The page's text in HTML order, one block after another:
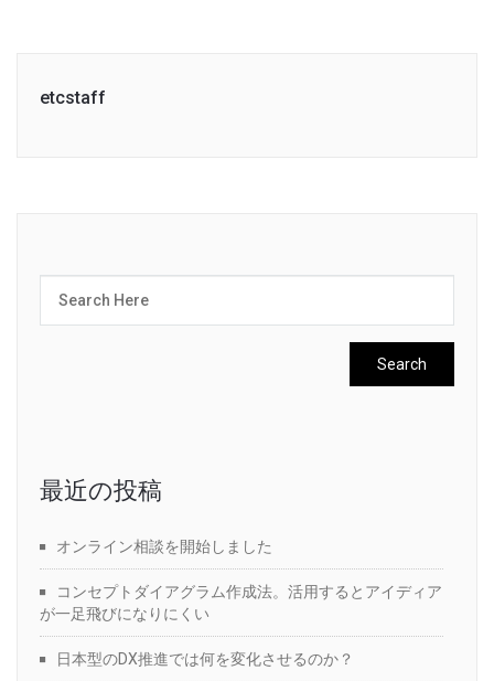
etcstaff
最近の投稿
オンライン相談を開始しました
コンセプトダイアグラム作成法。活用するとアイディア
が一足飛びになりにくい
日本型のDX推進では何を変化させるのか？